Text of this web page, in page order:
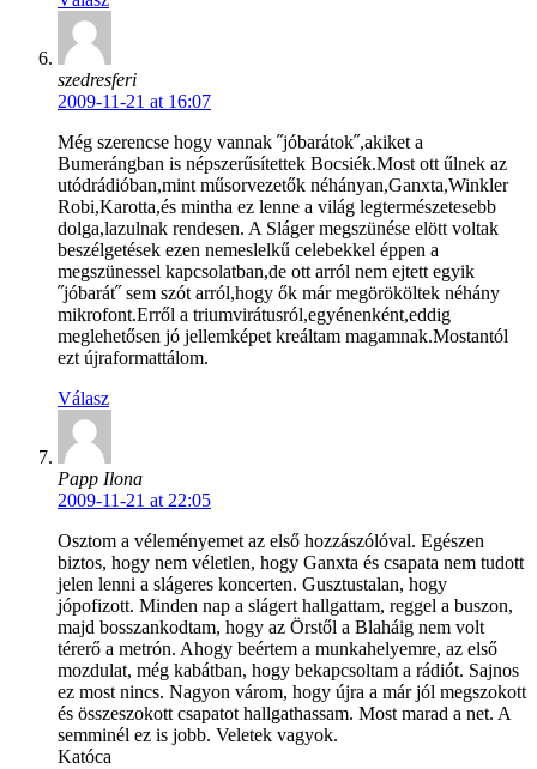
szedresferi
2009-11-21 at 16:07
Még szerencse hogy vannak ˝jóbarátok˝,akiket a
Bumerángban is népszerűsítettek Bocsiék.Most ott űlnek az
utódrádióban,mint műsorvezetők néhányan,Ganxta,Winkler
Robi,Karotta,és mintha ez lenne a világ legtermészetesebb
dolga,lazulnak rendesen. A Sláger megszünése elött voltak
beszélgetések ezen nemeslelkű celebekkel éppen a
megszünessel kapcsolatban,de ott arról nem ejtett egyik
˝jóbarát˝ sem szót arról,hogy ők már megörököltek néhány
mikrofont.Erről a triumvirátusról,egyénenként,eddig
meglehetősen jó jellemképet kreáltam magamnak.Mostantól
ezt újraformattálom.
Válasz
Papp Ilona
2009-11-21 at 22:05
Osztom a véleményemet az első hozzászólóval. Egészen
biztos, hogy nem véletlen, hogy Ganxta és csapata nem tudott
jelen lenni a slágeres koncerten. Gusztustalan, hogy
jópofizott. Minden nap a slágert hallgattam, reggel a buszon,
majd bosszankodtam, hogy az Örstől a Blaháig nem volt
térerő a metrón. Ahogy beértem a munkahelyemre, az első
mozdulat, még kabátban, hogy bekapcsoltam a rádiót. Sajnos
ez most nincs. Nagyon várom, hogy újra a már jól megszokott
és összeszokott csapatot hallgathassam. Most marad a net. A
semminél ez is jobb. Veletek vagyok.
Katóca